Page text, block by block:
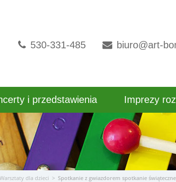
530-331-485 biuro@art-
i przedstawienia Imprezy
Warsztaty dla dzieci > Spotkanie z gwiazdorem spotkanie